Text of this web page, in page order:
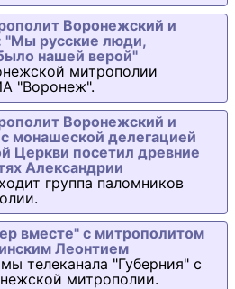
Воронежский и
"Мы русские люди,
нашей верой"
митрополии
"Воронеж".
Воронежский и
монашеской делегацией
Церкви посетил древние
Александрии
группа паломников
вместе" с митрополитом
Леонтием
телеканала "Губерния" с
митрополии.